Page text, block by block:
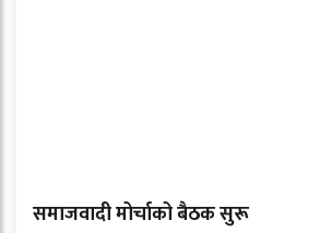
समाजवादी मोर्चाको बैठक सुरू